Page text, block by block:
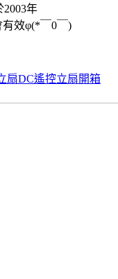
2003年
效φ(*￣0￣)
扇DC遙控立扇開箱